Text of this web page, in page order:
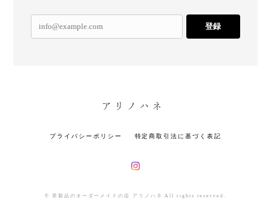
登録
プライバシーポリシー 特定商取引法に基づく表記
© 革製品のオーダーメイドの店 アリノハネ All rights reserved.